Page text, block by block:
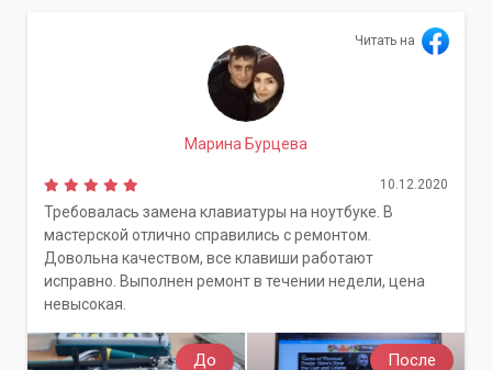
До После
Читать на
Марина Бурцева
10.12.2020
Требовалась замена клавиатуры на ноутбуке. В
мастерской отлично справились с ремонтом.
Довольна качеством, все клавиши работают
исправно. Выполнен ремонт в течении недели, цена
невысокая.